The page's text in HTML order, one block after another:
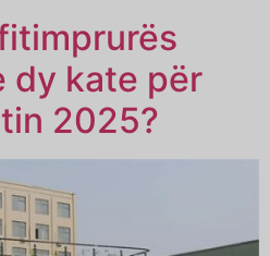
dy kate për
2025?